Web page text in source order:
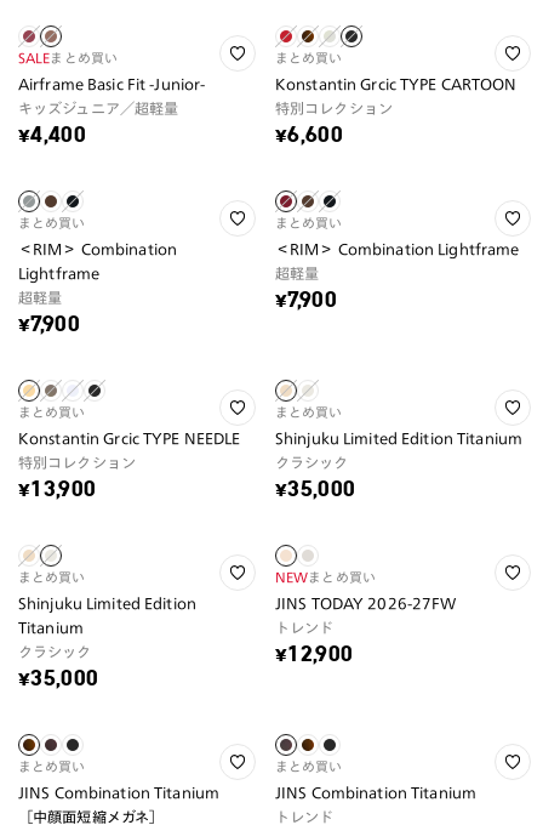
SALEまとめ買い
Airframe Basic Fit -Junior-
キッズジュニア／超軽量
¥4,400
まとめ買い
Konstantin Grcic TYPE CARTOON
特別コレクション
¥6,600
まとめ買い
＜RIM＞ Combination
Lightframe
超軽量
¥7,900
まとめ買い
＜RIM＞ Combination Lightframe
超軽量
¥7,900
まとめ買い
Konstantin Grcic TYPE NEEDLE
特別コレクション
¥13,900
まとめ買い
Shinjuku Limited Edition Titanium
クラシック
¥35,000
まとめ買い
Shinjuku Limited Edition
Titanium
クラシック
¥35,000
NEWまとめ買い
JINS TODAY 2026-27FW
トレンド
¥12,900
まとめ買い
JINS Combination Titanium
［中顔面短縮メガネ］
まとめ買い
JINS Combination Titanium
トレンド